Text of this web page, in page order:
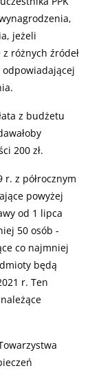
jeżeli
różnych źródeł
z budżetu
200 zł.
r. z półrocznym
powyżej
od 1 lipca
50 osób -
co najmniej
będą
r. Ten